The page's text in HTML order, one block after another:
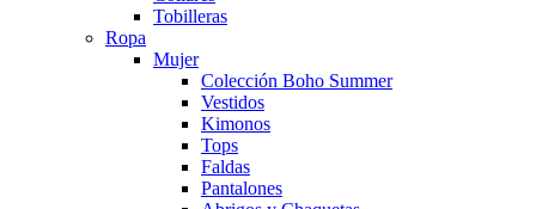
Tobilleras
Ropa
Mujer
Colección Boho Summer
Vestidos
Kimonos
Tops
Faldas
Pantalones